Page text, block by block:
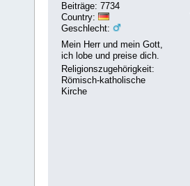
Beiträge: 7734
Country:
Geschlecht:
Mein Herr und mein Gott,
ich lobe und preise dich.
Religionszugehörigkeit:
Römisch-katholische
Kirche